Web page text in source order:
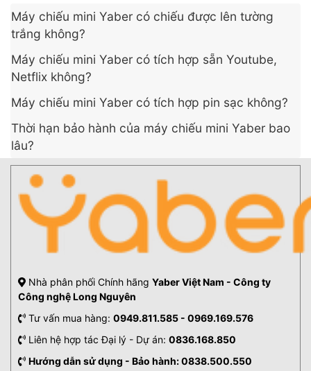
sử dụng trực tiếp từ máy chiếu mà không cần thêm
nguồn phát bên ngoài. Thay vì chỉ sử dụng trong
phòng họp hay lớp học như các dòng máy chiếu
truyền thống, máy chiếu mini ngày nay được nhiều
người lựa chọn để xem phim, xem thể thao, giải trí
cá nhân hoặc trình chiếu nội dung ngay tại phòng
khách, phòng ngủ hay thậm chí ngoài trời.
Nội dung chính
Máy chiếu mini thông minh là gì?
Ưu điểm của máy chiếu mini thông minh
Vì sao máy chiếu mini ngày càng phổ biến?
Cách lựa chọn máy chiếu mini thông minh phù
1. Xác định rõ nhu cầu sử dụng
2. Xác định độ sáng phù hợp
3. Xác định độ phân giải thực (độ phân giải
4. Hệ điều hành tích hợp và các ứng dụng có
sẵn
Máy chiếu mini Yaber có chiếu được lên tường
trắng không?
Máy chiếu mini Yaber có tích hợp sẵn Youtube,
Netflix không?
Máy chiếu mini Yaber có tích hợp pin sạc không?
Thời hạn bảo hành của máy chiếu mini Yaber bao
lâu?
Nhà phân phối Chính hãng Yaber Việt Nam - Công ty
Công nghệ Long Nguyên
Tư vấn mua hàng: 0949.811.585 - 0969.169.576
Liên hệ hợp tác Đại lý - Dự án: 0836.168.850
Hướng dẫn sử dụng - Bảo hành: 0838.500.550